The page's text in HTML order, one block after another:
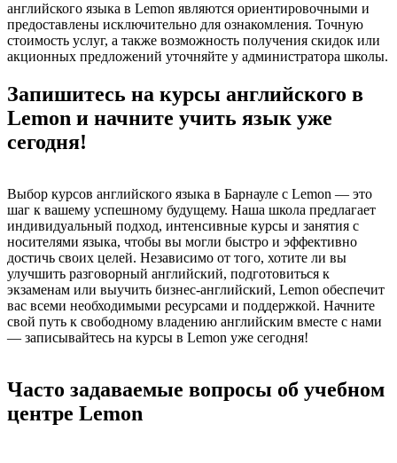
английского языка в Lemon являются ориентировочными и
предоставлены исключительно для ознакомления. Точную
стоимость услуг, а также возможность получения скидок или
акционных предложений уточняйте у администратора школы.
Запишитесь на курсы английского в
Lemon и начните учить язык уже
сегодня!
Выбор курсов английского языка в Барнауле с Lemon — это
шаг к вашему успешному будущему. Наша школа предлагает
индивидуальный подход, интенсивные курсы и занятия с
носителями языка, чтобы вы могли быстро и эффективно
достичь своих целей. Независимо от того, хотите ли вы
улучшить разговорный английский, подготовиться к
экзаменам или выучить бизнес-английский, Lemon обеспечит
вас всеми необходимыми ресурсами и поддержкой. Начните
свой путь к свободному владению английским вместе с нами
— записывайтесь на курсы в Lemon уже сегодня!
Часто задаваемые вопросы об учебном
центре Lemon